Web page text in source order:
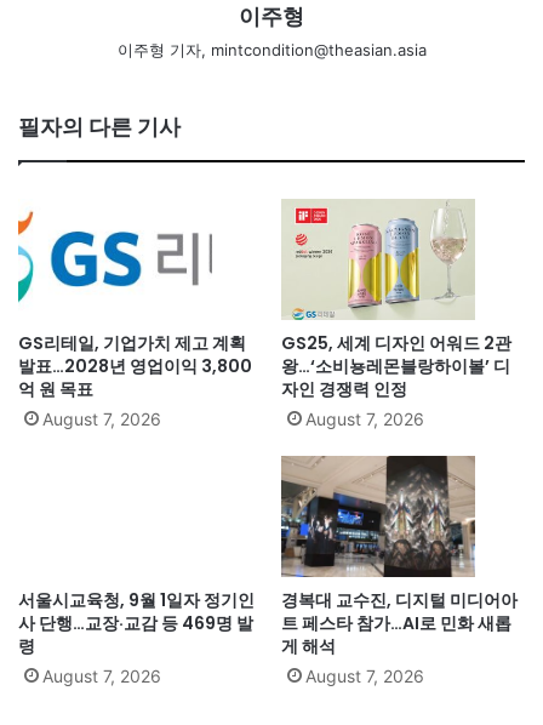
이주형
이주형 기자, mintcondition@theasian.asia
필자의 다른 기사
GS리테일, 기업가치 제고 계획
발표…2028년 영업이익 3,800
억 원 목표
August 7, 2026
GS25, 세계 디자인 어워드 2관
왕…‘소비뇽레몬블랑하이볼’ 디
자인 경쟁력 인정
August 7, 2026
서울시교육청, 9월 1일자 정기인
사 단행…교장·교감 등 469명 발
령
August 7, 2026
경복대 교수진, 디지털 미디어아
트 페스타 참가…AI로 민화 새롭
게 해석
August 7, 2026